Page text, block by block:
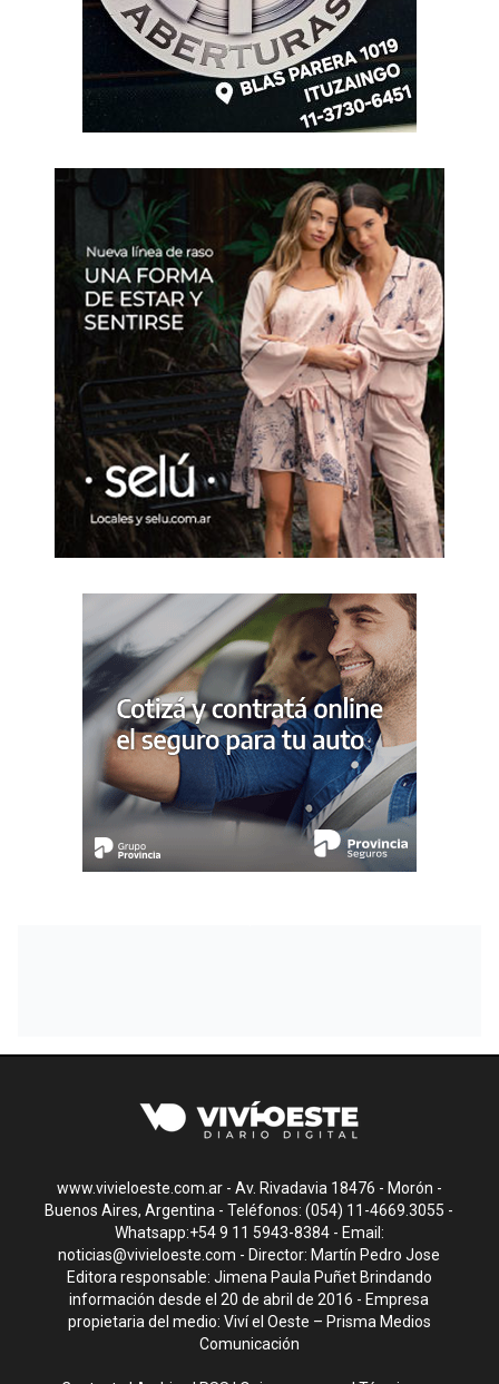
www.vivieloeste.com.ar - Av. Rivadavia 18476 - Morón -
Buenos Aires, Argentina - Teléfonos: (054) 11-4669.3055 -
Whatsapp:+54 9 11 5943-8384 - Email:
noticias@vivieloeste.com - Director: Martín Pedro Jose
Editora responsable: Jimena Paula Puñet Brindando
información desde el 20 de abril de 2016 - Empresa
propietaria del medio: Viví el Oeste – Prisma Medios
Comunicación